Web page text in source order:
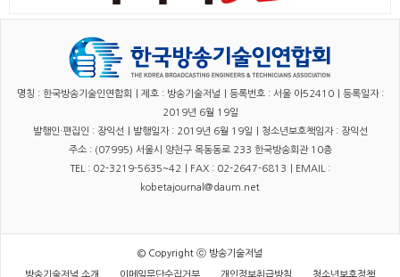
명칭 : 한국방송기술인연합회｜제호 : 방송기술저널｜등록번호 : 서울 아52410｜등록일자 :
2019년 6월 19일
발행인·편집인 : 장익선｜발행일자 : 2019년 6월 19일｜청소년보호책임자 : 장익선
주소 : (07995) 서울시 양천구 목동동로 233 한국방송회관 10층
TEL : 02-3219-5635~42｜FAX : 02-2647-6813｜EMAIL :
kobetajournal@daum.net
© Copyright ⓒ 방송기술저널
방송기술저널 소개 이메일무단수집거부 개인정보취급방침 청소년보호정책